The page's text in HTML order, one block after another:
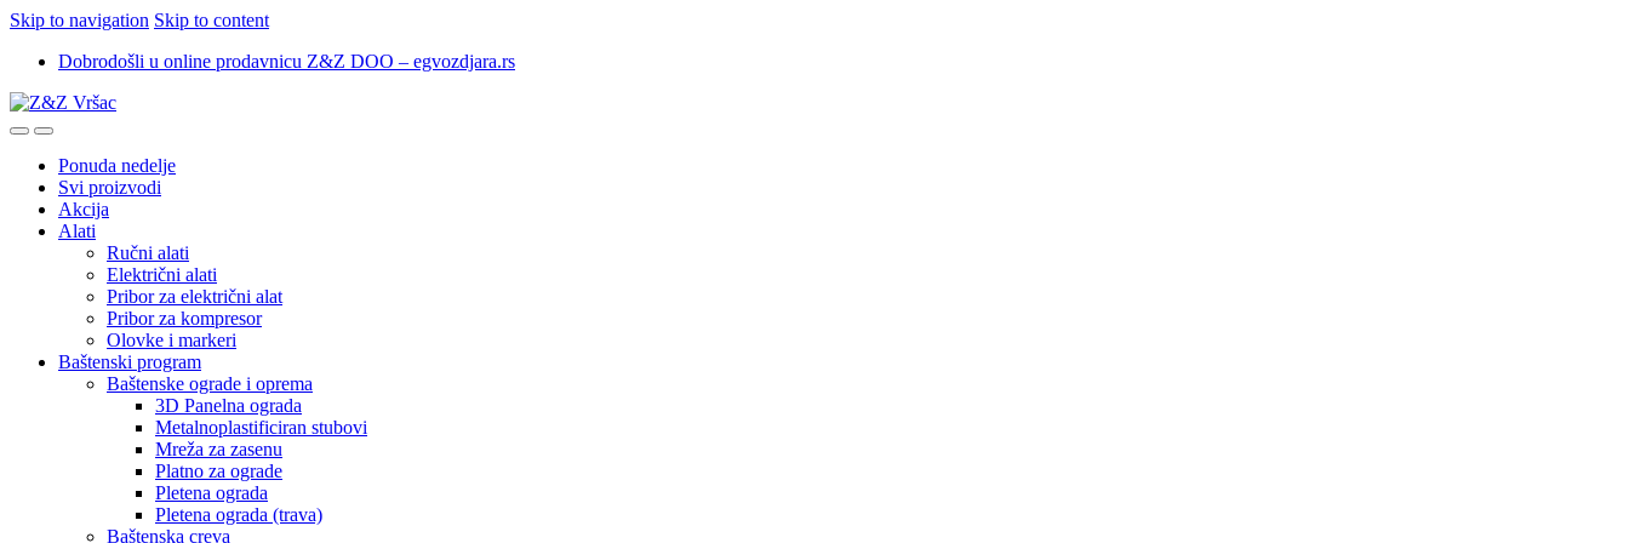
Skip to navigation Skip to content
Dobrodošli u online prodavnicu Z&Z DOO – egvozdjara.rs
Ponuda nedelje
Svi proizvodi
Akcija
Alati
Ručni alati
Električni alati
Pribor za električni alat
Pribor za kompresor
Olovke i markeri
Baštenski program
Baštenske ograde i oprema
3D Panelna ograda
Metalnoplastificiran stubovi
Mreža za zasenu
Platno za ograde
Pletena ograda
Pletena ograda (trava)
Baštenska creva